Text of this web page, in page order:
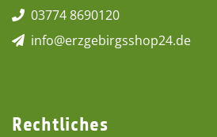
03774 8690120
info@erzgebirgsshop24.de
Rechtliches